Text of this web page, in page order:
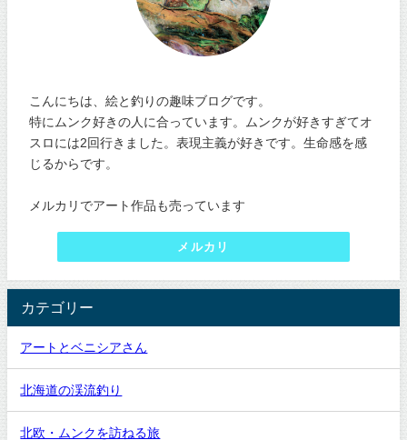
こんにちは、絵と釣りの趣味ブログです。
特にムンク好きの人に合っています。ムンクが好きすぎてオ
スロには2回行きました。表現主義が好きです。生命感を感
じるからです。
メルカリでアート作品も売っています
メルカリ
カテゴリー
アートとベニシアさん
北海道の渓流釣り
北欧・ムンクを訪ねる旅